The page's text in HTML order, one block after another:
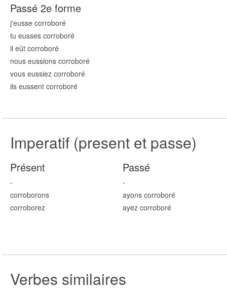
Passé 2e forme
j'eusse corroboré
tu eusses corroboré
il eût corroboré
nous eussions corroboré
vous eussiez corroboré
ils eussent corroboré
Imperatif (present et passe)
Présent
-
corroborons
corroborez
Passé
-
ayons corroboré
ayez corroboré
Verbes similaires